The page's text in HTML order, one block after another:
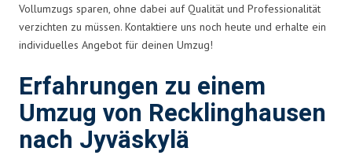
Vollumzugs sparen, ohne dabei auf Qualität und Professionalität
verzichten zu müssen. Kontaktiere uns noch heute und erhalte ein
individuelles Angebot für deinen Umzug!
Erfahrungen zu einem
Umzug von Recklinghausen
nach Jyväskylä